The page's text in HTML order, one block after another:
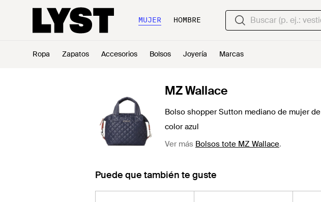
MUJER HOMBRE
Ropa Zapatos Accesorios Bolsos Joyería Marcas
MZ Wallace
Bolso shopper Sutton mediano de mujer de
color azul
Ver más Bolsos tote MZ Wallace.
Puede que también te guste